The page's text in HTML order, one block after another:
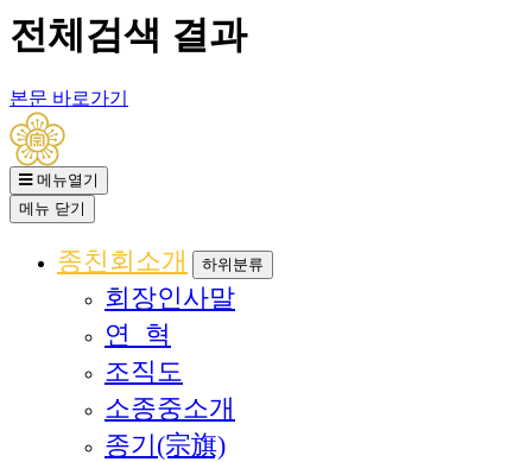
전체검색 결과
본문 바로가기
메뉴열기
메뉴 닫기
종친회소개 하위분류
회장인사말
연 혁
조직도
소종중소개
종기(宗旗)